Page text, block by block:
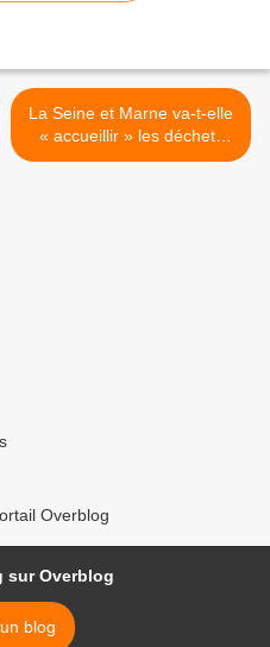
La Seine et Marne va-t-elle
« accueillir » les déchets
radioactifs en provenance
Overblog
sur Overblog
blog